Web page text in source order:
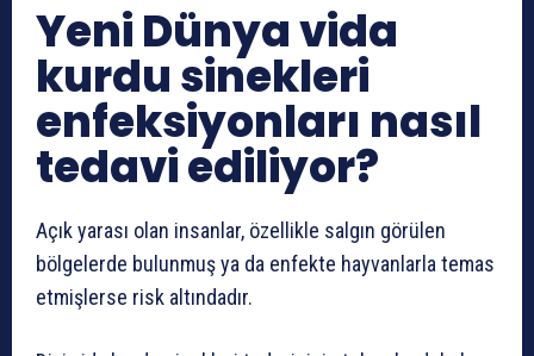
Yeni Dünya vida
kurdu sinekleri
enfeksiyonları nasıl
tedavi ediliyor?
Açık yarası olan insanlar, özellikle salgın görülen
bölgelerde bulunmuş ya da enfekte hayvanlarla temas
etmişlerse risk altındadır.